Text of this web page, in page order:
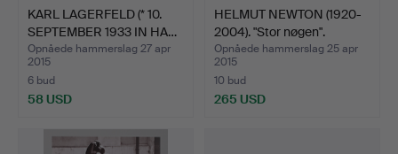
KARL LAGERFELD (* 10.
SEPTEMBER 1933 IN HA…
Opnåede hammerslag 27 apr
2015
6 bud
58 USD
HELMUT NEWTON (1920-
2004). "Stor nøgen".
Opnåede hammerslag 25 apr
2015
10 bud
265 USD